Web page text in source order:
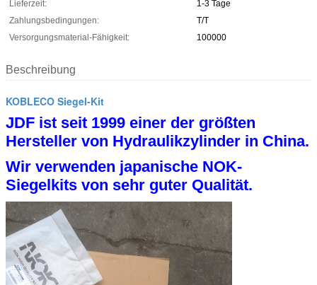
Lieferzeit:
1-3 Tage
Zahlungsbedingungen:
T/T
Versorgungsmaterial-Fähigkeit:
100000
Beschreibung
KOBLECO Siegel-Kit
JDF ist seit 1999 einer der größten
Hersteller von Hydraulikzylinder in China.
Wir verwenden japanische NOK-
Siegelkits von sehr guter Qualität.